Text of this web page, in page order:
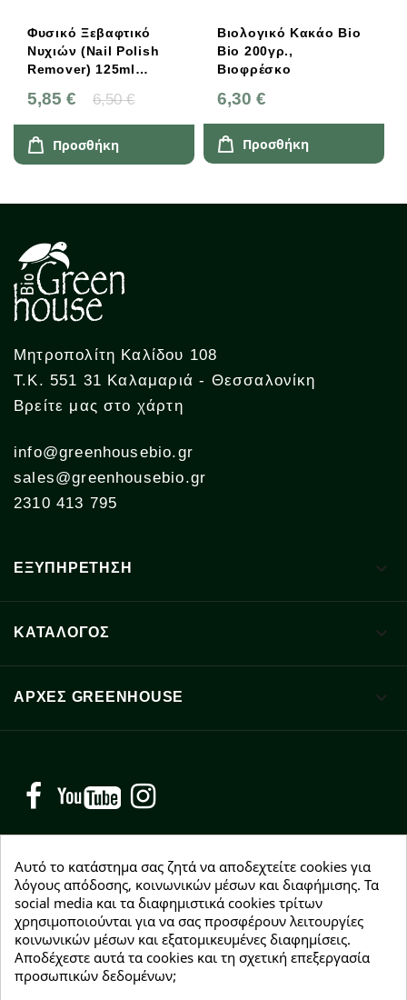
Φυσικό Ξεβαφτικό
Νυχιών (Nail Polish
Remover) 125ml
5,85 € 6,50 €
Προσθήκη
Βιολογικό Κακάο Bio
Bio 200γρ.,
Βιοφρέσκο
6,30 €
Προσθήκη
Μητροπολίτη Καλίδου 108
Τ.Κ. 551 31 Καλαμαριά - Θεσσαλονίκη
Βρείτε μας στο χάρτη
info@greenhousebio.gr
sales@greenhousebio.gr
2310 413 795
ΕΞΥΠΗΡΕΤΗΣΗ 
ΚΑΤΑΛΟΓΟΣ 
ΑΡΧΈΣ GREENHOUSE 
Facebook YouTube
NEWSLETTER
Εγγραφείτε δωρεάν και θα είστε οι πρώτοι που θα
λάβετε τα νέα μας γύρω από προσφορές, εκπτώσεις
και νέα προϊόντα.
Αυτό το κατάστημα σας ζητά να αποδεχτείτε cookies για
λόγους απόδοσης, κοινωνικών μέσων και διαφήμισης. Τα
social media και τα διαφημιστικά cookies τρίτων
χρησιμοποιούνται για να σας προσφέρουν λειτουργίες
κοινωνικών μέσων και εξατομικευμένες διαφημίσεις.
Αποδέχεστε αυτά τα cookies και τη σχετική επεξεργασία
προσωπικών δεδομένων;